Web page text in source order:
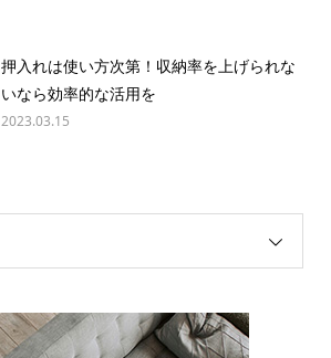
押入れは使い方次第！収納率を上げられな
いなら効率的な活用を
2023.03.15